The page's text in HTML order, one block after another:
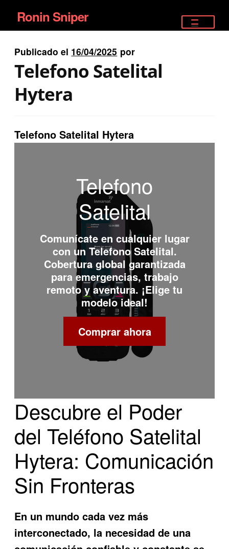
Ir
a
la
navegación
Ir
al
contenido
Ronin Sniper
EQUIPAMIENTO ÉLITE
SATELITALES
Publicado el 16/04/2025 por
Telefono Satelital
Hytera
Telefono Satelital Hytera
Telefono
Satelital
Comunícate en cualquier lugar
con un Telefono Satelital.
Cobertura global garantizada
para emergencias, trabajo
remoto y aventura. ¡Elige tu
modelo ideal!
Comprar ahora
Descubre el Poder
del Teléfono Satelital
Hytera: Comunicación
Sin Fronteras
En un mundo cada vez más
interconectado, la necesidad de una